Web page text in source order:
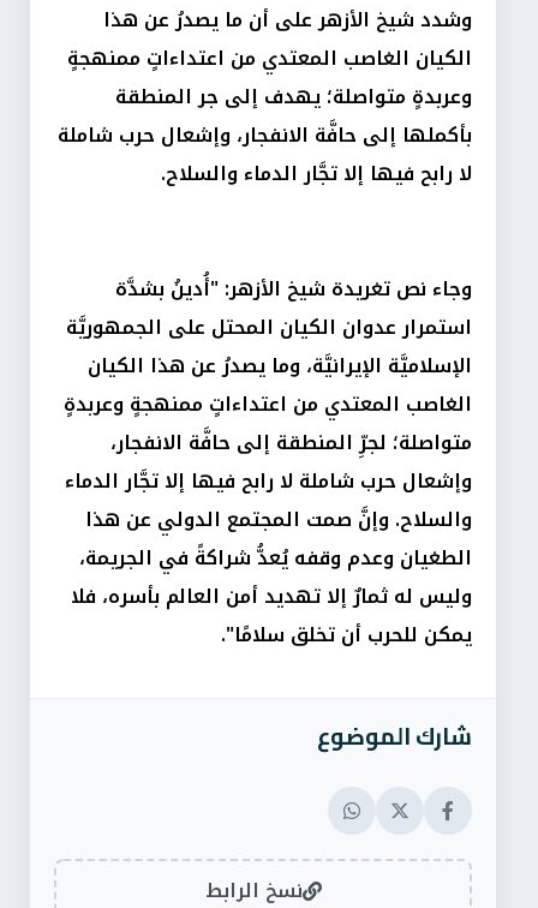
وشدد شيخ الأزهر على أن ما يصدرُ عن هذا
الكيان الغاصب المعتدي من اعتداءاتٍ ممنهجةٍ
وعربدةٍ متواصلة؛ يهدف إلى جر المنطقة
بأكملها إلى حافَّة الانفجار، وإشعال حرب شاملة
لا رابح فيها إلا تجَّار الدماء والسلاح.
وجاء نص تغريدة شيخ الأزهر: "أُدينُ بشدَّة
استمرار عدوان الكيان المحتل على الجمهوريَّة
الإسلاميَّة الإيرانيَّة، وما يصدرُ عن هذا الكيان
الغاصب المعتدي من اعتداءاتٍ ممنهجةٍ وعربدةٍ
متواصلة؛ لجرِّ المنطقة إلى حافَّة الانفجار،
وإشعال حرب شاملة لا رابح فيها إلا تجَّار الدماء
والسلاح. وإنَّ صمت المجتمع الدولي عن هذا
الطغيان وعدم وقفه يُعدُّ شراكةً في الجريمة،
وليس له ثمارٌ إلا تهديد أمن العالم بأسره، فلا
يمكن للحرب أن تخلق سلامًا".
شارك الموضوع
نسخ الرابط